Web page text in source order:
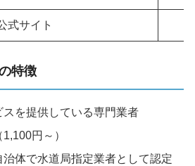
式サイト
特徴
スを提供している専門業者
円～）
体で水道局指定業者として認定